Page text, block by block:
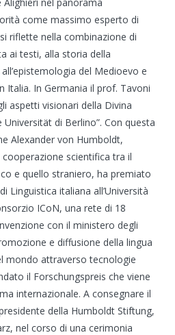
come massimo esperto di
riflette nella combinazione di
ai testi, alla storia della
del Medioevo e
Italia. In Germania il prof. Tavoni
aspetti visionari della Divina
di Berlino”. Con questa
Alexander von Humboldt,
scientifica tra il
e quello straniero, ha premiato
Linguistica italiana all’Università
ICoN, una rete di 18
con il ministero degli
e diffusione della lingua
mondo attraverso tecnologie
il Forschungspreis che viene
internazionale. A consegnare il
della Humboldt Stiftung,
nel corso di una cerimonia